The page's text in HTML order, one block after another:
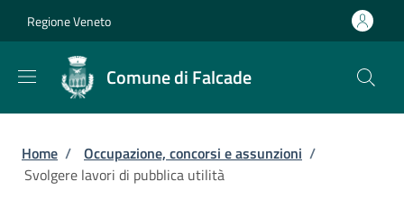
Regione Veneto
Comune di Falcade
Briciole di pane
Home / Occupazione, concorsi e assunzioni /
Svolgere lavori di pubblica utilità